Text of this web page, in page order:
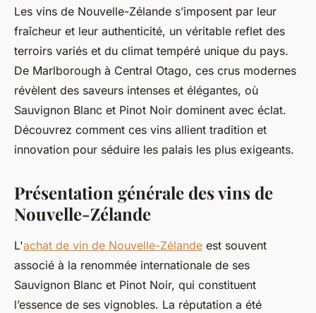
Vins de nouvelle-zélande : un
voyage au cœur des saveurs
Mathis•16 août 2025•6 min de lecture
Les vins de Nouvelle-Zélande s’imposent par leur
fraîcheur et leur authenticité, un véritable reflet des
terroirs variés et du climat tempéré unique du pays.
De Marlborough à Central Otago, ces crus modernes
révèlent des saveurs intenses et élégantes, où
Sauvignon Blanc et Pinot Noir dominent avec éclat.
Découvrez comment ces vins allient tradition et
innovation pour séduire les palais les plus exigeants.
Présentation générale des vins de
Nouvelle-Zélande
L'achat de vin de Nouvelle-Zélande est souvent
associé à la renommée internationale de ses
Sauvignon Blanc et Pinot Noir, qui constituent
l’essence de ses vignobles. La réputation a été